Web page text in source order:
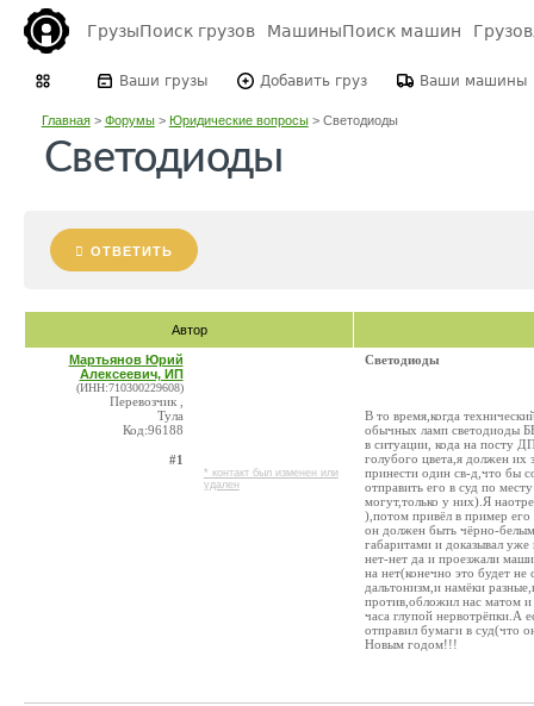
ГрузыПоиск грузов МашиныПоиск машин
Ваши грузы Добавить груз Ваши машины
Главная> Форумы> Юридические вопросы> Светодиоды
Светодиоды
ОТВЕТИТЬ
Автор
Мартьянов Юрий
Алексеевич, ИП
(ИНН:710300229608)
Перевозчик ,
Тула
Код:96188
#1
* контакт был изменен или
удален
Светодиоды
В то время,когда
обычных ламп светодиоды
в ситуации, кода на посту
голубого цвета,я должен их
принести один cв-д,что бы
отправить его в суд по
могут,только у них).Я
),потом привёл в пример его
он должен быть чёрно-
габаритами и доказывал
нет-нет да и проезжали
на нет(конечно это будет
дальтонизм,и намёки
против,обложил нас матом и
часа глупой нервотрёпки.А
отправил бумаги в суд(что
Новым годом!!!